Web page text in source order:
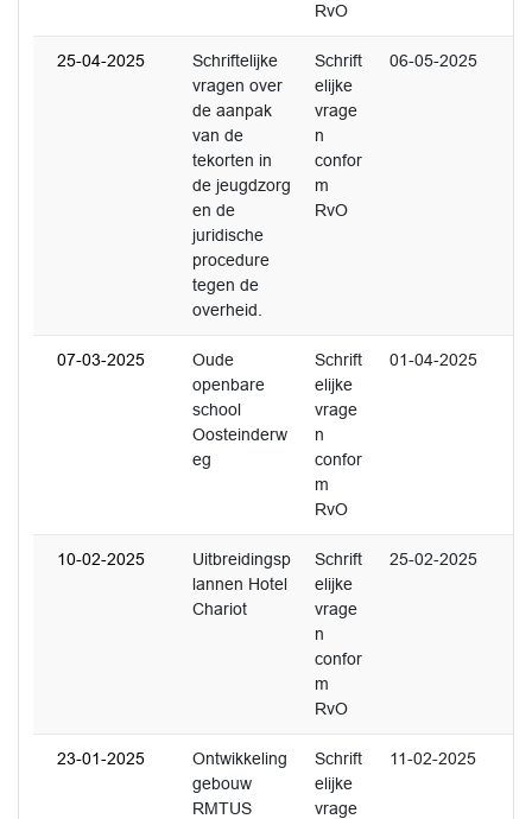
RvO
25-04-2025
Schriftelijke
vragen over
de aanpak
van de
tekorten in
de jeugdzorg
en de
juridische
procedure
tegen de
overheid.
Schrift
elijke
vrage
n
confor
m
RvO
06-05-2025
07-03-2025
Oude
openbare
school
Oosteinderw
eg
Schrift
elijke
vrage
n
confor
m
RvO
01-04-2025
10-02-2025
Uitbreidingsp
lannen Hotel
Chariot
Schrift
elijke
vrage
n
confor
m
RvO
25-02-2025
23-01-2025
Ontwikkeling
gebouw
RMTUS
Schrift
elijke
vrage
11-02-2025